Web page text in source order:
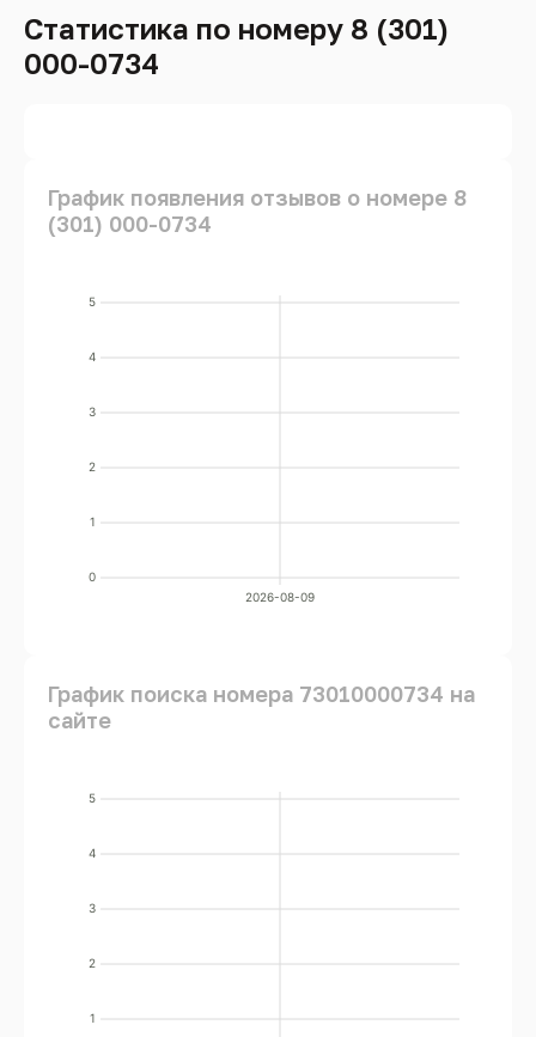
Статистика по номеру 8 (301)
000-0734
График появления отзывов о номере 8
(301) 000-0734
0
1
2
3
4
5
2026-08-09
График поиска номера 73010000734 на
сайте
1
2
3
4
5